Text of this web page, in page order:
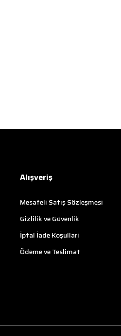
Alışveriş
Mesafeli Satış Sözleşmesi
Gizlilik ve Güvenlik
İptal İade Koşullari
Ödeme ve Teslimat